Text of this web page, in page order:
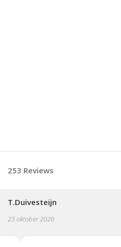
253 Reviews
T.Duivesteijn
23 oktober 2020